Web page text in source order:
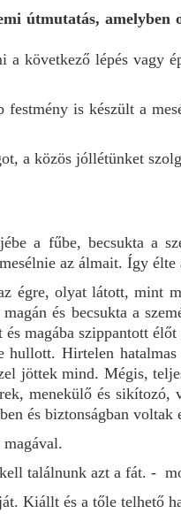
útmutatás,
következő lépés vagy
festmény is készült a
a közös jóllétünket
a fűbe, becsukta a
az álmait. Így
égre, olyat látott, mint
és becsukta a
magába szippantott
Hirtelen
jöttek mind. Mégis,
menekülő és sikítozó,
és biztonságban voltak
találnunk azt a fát. -
Kiállt és a tőle telhető